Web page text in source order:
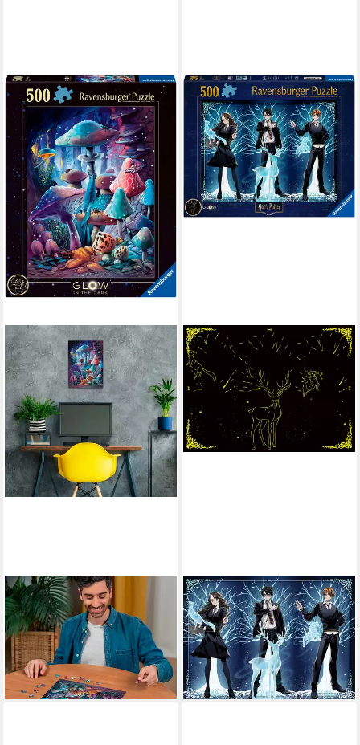
RAVENSBURGER
Puzzle Star Line, Pilze im
Mondschein, 500 Puzzleteile,
Made in Germany
ab 21,73 €
lieferbar - in 3-4 Werktagen bei dir
RAVENSBURGER
Puzzle Harry Potter -
Leuchtender Patronus, 500
Puzzleteile, Made in Germany
ab 21,73 €
lieferbar - in 3-4 Werktagen bei dir